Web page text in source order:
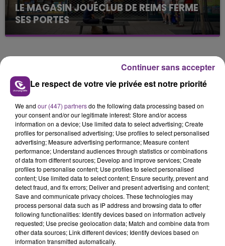
LE MAGASIN JOUÉCLUB DE REIMS FERME
SES PORTES
C'était l'une des institutions du centre-ville
fermer ses portes.
4h08
4h08
NAÏKA
One Track Mind
JUSTIN BIEBER
Love Yourself
4h01
4h01 3h58
3h58
Le respect de votre vie privée est notre priorité
We and our (447) partnersdo the following data processing based on
your consent and/or our legitimate interest: Store and/or access
information on a device; Use limited data to select advertising; Create
profiles for personalised advertising; Use profiles to select personalised
advertising; Measure advertising performance; Measure content
performance; Understand audiences through statistics or combinations
of data from different sources; Develop and improve services; Create
profiles to personalise content; Use profiles to select personalised
content; Use limited data to select content; Ensure security, prevent and
detect fraud, and fix errors; Deliver and present advertising and content;
Save and communicate privacy choices. These technologies may
process personal data such as IP address and browsing data to offer
following functionalities: Identify devices based on information actively
requested; Use precise geolocation data; Match and combine data from
other data sources; Link different devices; Identify devices based on
information transmitted automatically.
Continuer sans accepter